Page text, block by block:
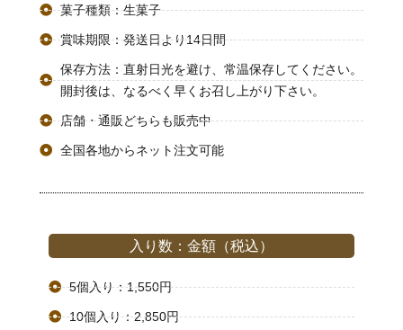
菓子種類：生菓子
賞味期限：発送日より14日間
保存方法：直射日光を避け、常温保存してください。
開封後は、なるべく早くお召し上がり下さい。
店舗・通販どちらも販売中
全国各地からネット注文可能
入り数：金額（税込）
5個入り：1,550円
10個入り：2,850円